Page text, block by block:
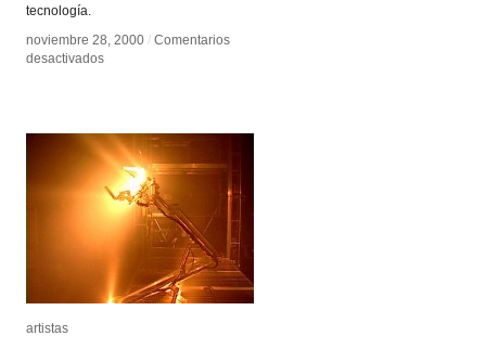
tecnología.
noviembre 28, 2000 / Comentarios
desactivadosen
noviembre 28, 2000 / Comentarios
desactivadosen
artistas
artistas